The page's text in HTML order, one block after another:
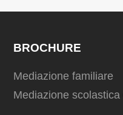
BROCHURE
Mediazione familiare
Mediazione scolastica